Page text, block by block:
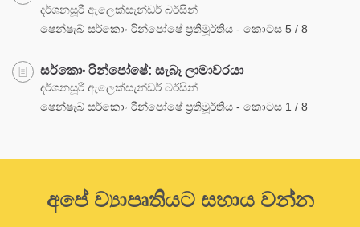
දර්ශනසූරී ඇලෙක්සැන්ඩර් බර්සින්
ෂෙන්ෂැබ් සර්කොං රින්පෝෂේ ප්‍රතිමූර්තිය - කොටස 5 / 8
සර්කොං රින්පෝෂේ: සැබෑ ලාමාවරයා
දර්ශනසූරී ඇලෙක්සැන්ඩර් බර්සින්
ෂෙන්ෂැබ් සර්කොං රින්පෝෂේ ප්‍රතිමූර්තිය - කොටස 1 / 8
අපේ ව්‍යාපෘතියට සහාය වන්න